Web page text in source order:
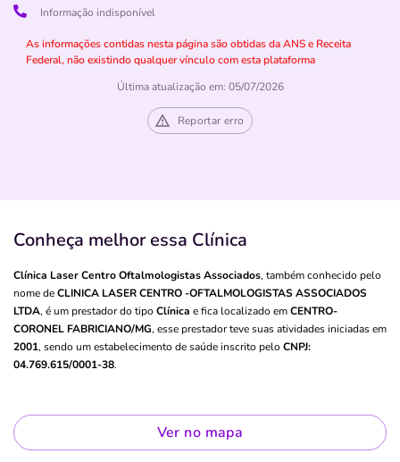
Informação indisponível
As informações contidas nesta página são obtidas da ANS e Receita
Federal, não existindo qualquer vínculo com esta plataforma
Última atualização em: 05/07/2026
Reportar erro
Conheça melhor essa Clínica
Clínica Laser Centro Oftalmologistas Associados, também conhecido pelo
nome deCLINICA LASER CENTRO -OFTALMOLOGISTAS ASSOCIADOS
LTDA, é um prestador do tipo Clínica e fica localizado emCENTRO-
CORONEL FABRICIANO/MG, esse prestador teve suas atividades iniciadas em
2001, sendo um estabelecimento de saúde inscrito pelo CNPJ:
04.769.615/0001-38.
Ver no mapa